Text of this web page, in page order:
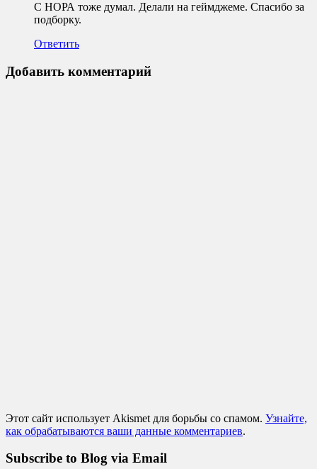
С НОРА тоже думал. Делали на геймджеме. Спасибо за
подборку.
Ответить
Добавить комментарий
Этот сайт использует Akismet для борьбы со спамом. Узнайте,
как обрабатываются ваши данные комментариев.
Subscribe to Blog via Email